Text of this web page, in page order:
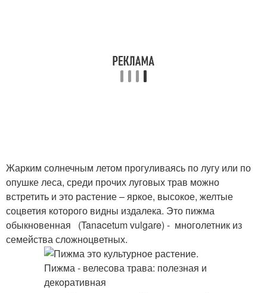
Жарким солнечным летом прогуливаясь по лугу или по
опушке леса, среди прочих луговых трав можно
встретить и это растение – яркое, высокое, желтые
соцветия которого видны издалека. Это пижма
обыкновенная (Tanacеtum vulgаre) - многолетник из
семейства сложноцветных.